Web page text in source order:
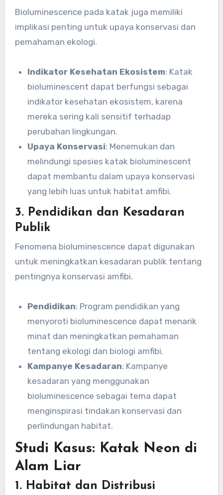
Bioluminescence pada katak juga memiliki
implikasi penting untuk upaya konservasi dan
pemahaman ekologi.
Indikator Kesehatan Ekosistem: Katak
bioluminescent dapat berfungsi sebagai
indikator kesehatan ekosistem, karena
mereka sering kali sensitif terhadap
perubahan lingkungan.
Upaya Konservasi: Menemukan dan
melindungi spesies katak bioluminescent
dapat membantu dalam upaya konservasi
yang lebih luas untuk habitat amfibi.
3. Pendidikan dan Kesadaran
Publik
Fenomena bioluminescence dapat digunakan
untuk meningkatkan kesadaran publik tentang
pentingnya konservasi amfibi.
Pendidikan: Program pendidikan yang
menyoroti bioluminescence dapat menarik
minat dan meningkatkan pemahaman
tentang ekologi dan biologi amfibi.
Kampanye Kesadaran: Kampanye
kesadaran yang menggunakan
bioluminescence sebagai tema dapat
menginspirasi tindakan konservasi dan
perlindungan habitat.
Studi Kasus: Katak Neon di
Alam Liar
1. Habitat dan Distribusi